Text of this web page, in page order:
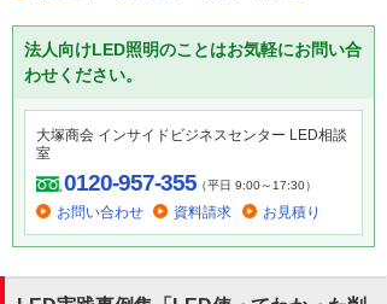
法人向けLED照明のことはお気軽にお問い合
わせください。
大塚商会 インサイドビジネスセンター LED相談
室
0120-957-355（平日 9:00～17:30）
お問い合わせ 資料請求 お見積り